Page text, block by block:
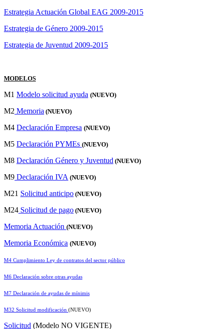
Estrategia Actuación Global EAG 2009-2015
Estrategia de Género 2009-2015
Estrategia de Juventud 2009-2015
MODELOS
M1 Modelo solicitud ayuda (NUEVO)
M2 Memoria (NUEVO)
M4 Declaración Empresa (NUEVO)
M5 Declaración PYMEs (NUEVO)
M8 Declaración Género y Juventud (NUEVO)
M9 Declaración IVA (NUEVO)
M21 Solicitud anticipo (NUEVO)
M24 Solicitud de pago (NUEVO)
Memoria Actuación (NUEVO)
Memoria Económica (NUEVO)
M4 Cumplimiento Ley de contratos del sector público
M6 Declaración sobre otras ayudas
M7 Declaración de ayudas de mínimis
M32 Solicitud modificación (NUEVO)
Solicitud (Modelo NO VIGENTE)